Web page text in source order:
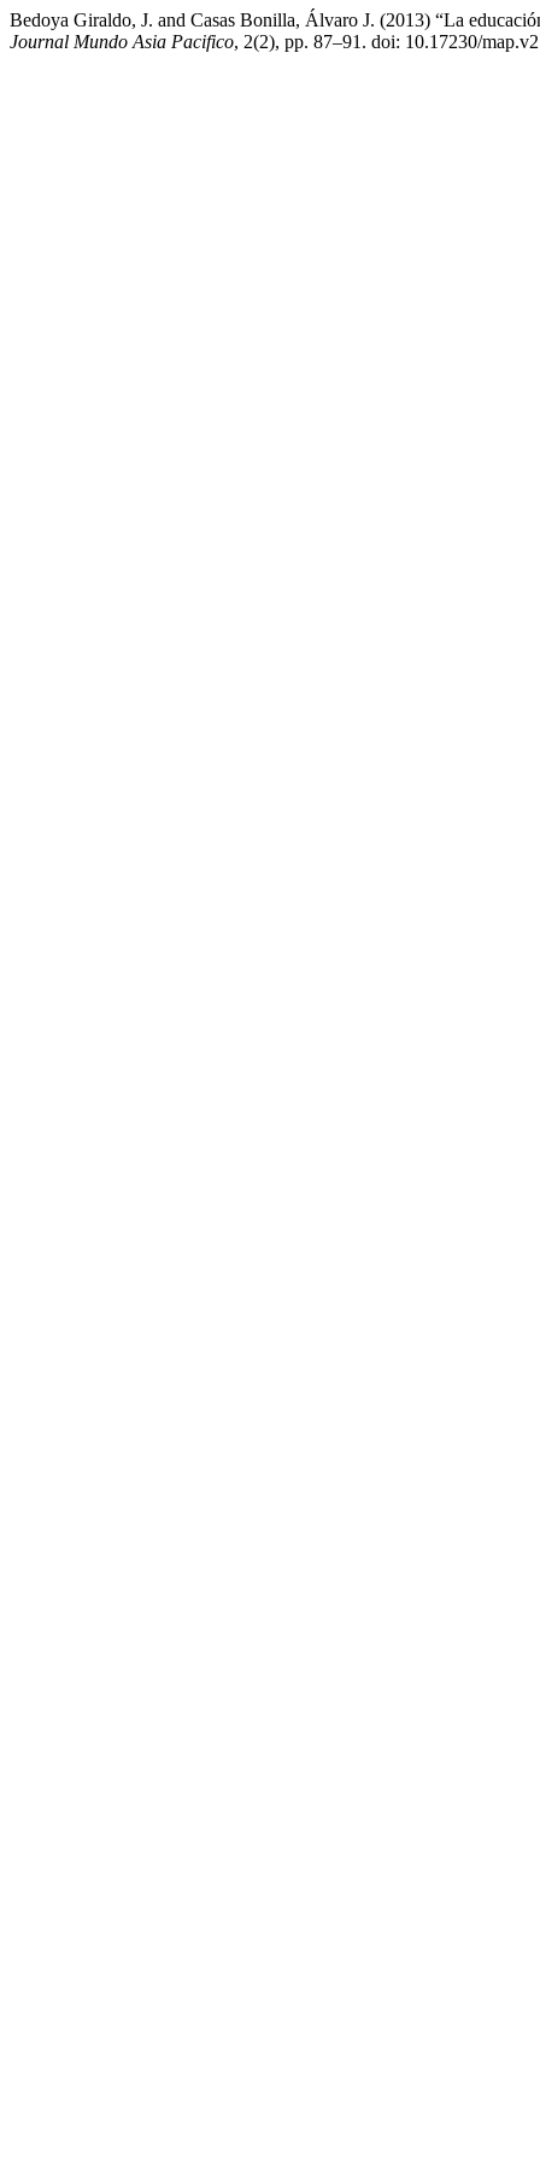
Bedoya Giraldo, J. and Casas Bonilla, Álvaro J. (2013) “La
Journal Mundo Asia Pacifico, 2(2), pp. 87–91. doi: 10.17230/